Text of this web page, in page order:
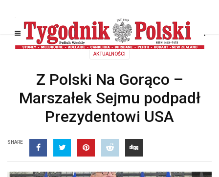
AKTUALNOŚCI
Z Polski Na Gorąco –
Marszałek Sejmu podpadł
Prezydentowi USA
SHARE